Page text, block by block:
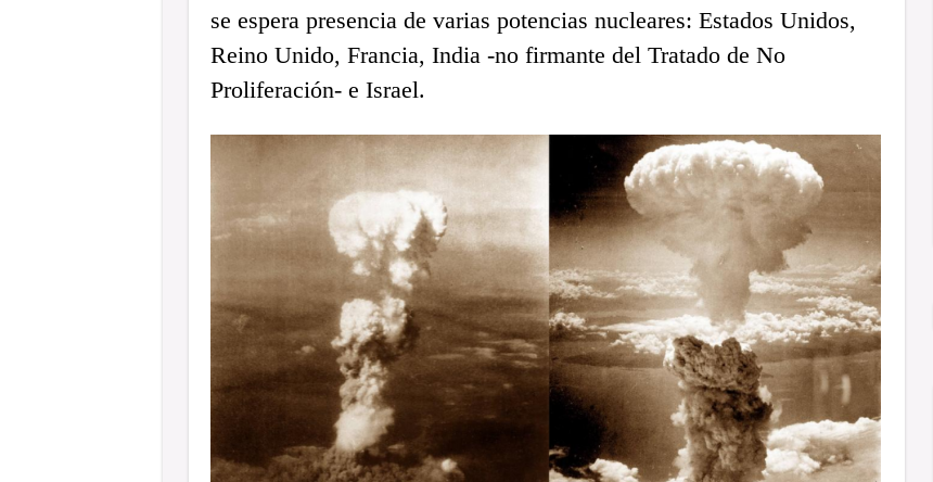
se espera presencia de varias potencias nucleares: Estados Unidos,
Reino Unido, Francia, India -no firmante del Tratado de No
Proliferación- e Israel.